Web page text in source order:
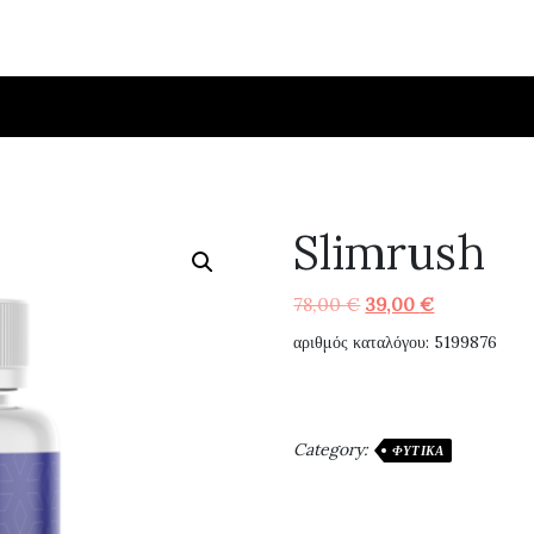
Slimrush
78,00€ Original
price
39,00€Η
τρέχουσα
αριθμός καταλόγου: 5199876
Category: ΦΥΤΙΚΆ